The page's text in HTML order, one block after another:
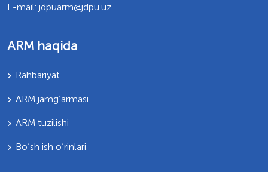
E-mail: jdpuarm@jdpu.uz
ARM haqida
Rahbariyat
ARM jamg’armasi
ARM tuzilishi
Bo’sh ish o’rinlari